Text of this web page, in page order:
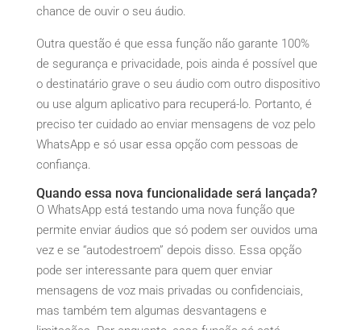
chance de ouvir o seu áudio.
Outra questão é que essa função não garante 100%
de segurança e privacidade, pois ainda é possível que
o destinatário grave o seu áudio com outro dispositivo
ou use algum aplicativo para recuperá-lo. Portanto, é
preciso ter cuidado ao enviar mensagens de voz pelo
WhatsApp e só usar essa opção com pessoas de
confiança.
Quando essa nova funcionalidade será lançada?
O WhatsApp está testando uma nova função que
permite enviar áudios que só podem ser ouvidos uma
vez e se “autodestroem” depois disso. Essa opção
pode ser interessante para quem quer enviar
mensagens de voz mais privadas ou confidenciais,
mas também tem algumas desvantagens e